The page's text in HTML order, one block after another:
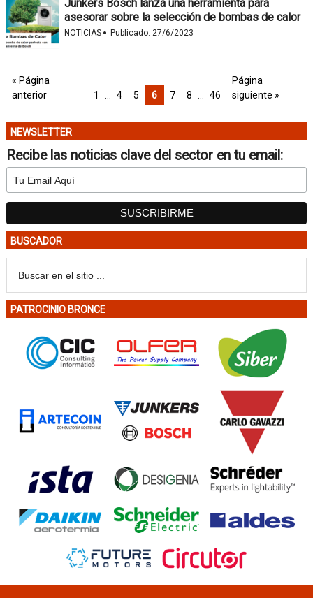
Junkers Bosch lanza una herramienta para
asesorar sobre la selección de bombas de calor
NOTICIAS · Publicado: 27/6/2023
« Página
anterior
1 4 5 6 7 8 46
Página
siguiente »
NEWSLETTER
Recibe las noticias clave del sector en tu email:
BUSCADOR
PATROCINIO BRONCE